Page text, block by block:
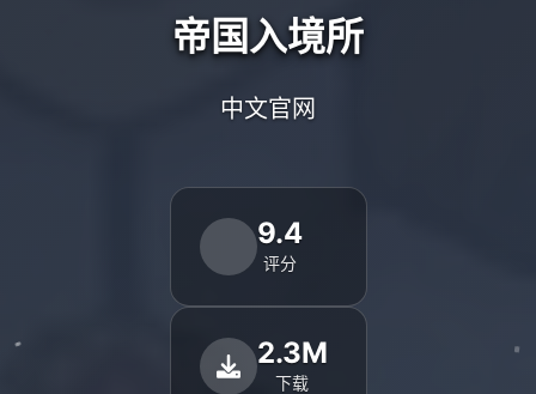
帝国入境所
中文官网
9.4
评分
2.3M
下载